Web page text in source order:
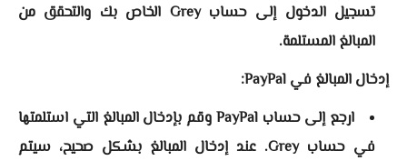
تسجيل الدخول إلى حساب Grey الخاص بك والتحقق من
المبالغ المستلمة.
إدخال المبالغ في PayPal:
ارجع إلى حساب PayPal وقم بإدخال المبالغ التي استلمتها
في حساب Grey. عند إدخال المبالغ بشكل صحيح، سيتم